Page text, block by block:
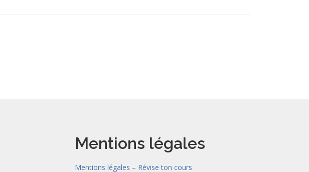
Mentions légales
Mentions légales – Révise ton cours